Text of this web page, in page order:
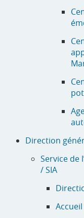
Direction
Service de
/ SIA